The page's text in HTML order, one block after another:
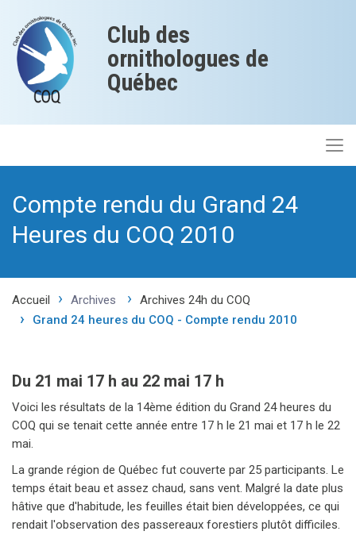
Club des
ornithologues de
Québec
Compte rendu du Grand 24
Heures du COQ 2010
Accueil Archives
Archives 24h du COQ
Grand 24 heures du COQ - Compte rendu 2010
Du 21 mai 17 h au 22 mai 17 h
Voici les résultats de la 14ème édition du Grand 24 heures du
COQ qui se tenait cette année entre 17 h le 21 mai et 17 h le 22
mai.
La grande région de Québec fut couverte par 25 participants. Le
temps était beau et assez chaud, sans vent. Malgré la date plus
hâtive que d'habitude, les feuilles était bien développées, ce qui
rendait l'observation des passereaux forestiers plutôt difficiles.